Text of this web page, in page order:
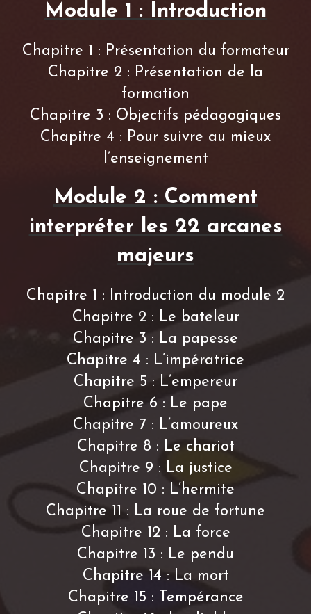
Module 1 : Introduction
Chapitre 1 : Présentation du formateur
Chapitre 2 : Présentation de la
formation
Chapitre 3 : Objectifs pédagogiques
Chapitre 4 : Pour suivre au mieux
l’enseignement
Module 2 : Comment
interpréter les 22 arcanes
majeurs
Chapitre 1 : Introduction du module 2
Chapitre 2 : Le bateleur
Chapitre 3 : La papesse
Chapitre 4 : L’impératrice
Chapitre 5 : L’empereur
Chapitre 6 : Le pape
Chapitre 7 : L’amoureux
Chapitre 8 : Le chariot
Chapitre 9 : La justice
Chapitre 10 : L’hermite
Chapitre 11 : La roue de fortune
Chapitre 12 : La force
Chapitre 13 : Le pendu
Chapitre 14 : La mort
Chapitre 15 : Tempérance